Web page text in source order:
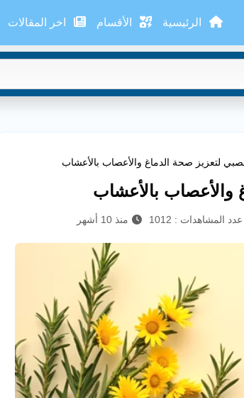
الرئيسية الأقسام اخر المقالات
لتعزيز صحة الدماغ والأعصاب بالأعشاب
والأعصاب بالأعشاب
عدد المشاهدات : 1012 منذ 10 أشهر